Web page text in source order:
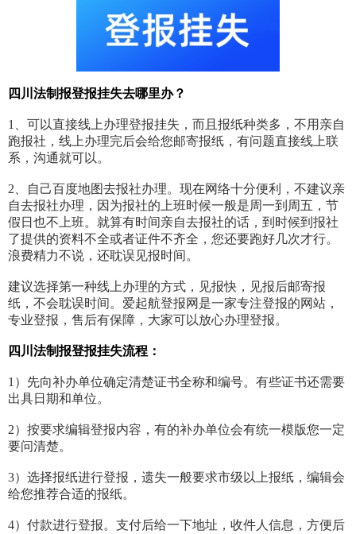
四川法制报登报挂失去哪里办？
1、可以直接线上办理登报挂失，而且报纸种类多，不用亲自
跑报社，线上办理完后会给您邮寄报纸，有问题直接线上联
系，沟通就可以。
2、自己百度地图去报社办理。现在网络十分便利，不建议亲
自去报社办理，因为报社的上班时候一般是周一到周五，节
假日也不上班。就算有时间亲自去报社的话，到时候到报社
了提供的资料不全或者证件不齐全，您还要跑好几次才行。
浪费精力不说，还耽误见报时间。
建议选择第一种线上办理的方式，见报快，见报后邮寄报
纸，不会耽误时间。爱起航登报网是一家专注登报的网站，
专业登报，售后有保障，大家可以放心办理登报。
四川法制报登报挂失流程：
1）先向补办单位确定清楚证书全称和编号。有些证书还需要
出具日期和单位。
2）按要求编辑登报内容，有的补办单位会有统一模版您一定
要问清楚。
3）选择报纸进行登报，遗失一般要求市级以上报纸，编辑会
给您推荐合适的报纸。
4）付款进行登报。支付后给一下地址，收件人信息，方便后